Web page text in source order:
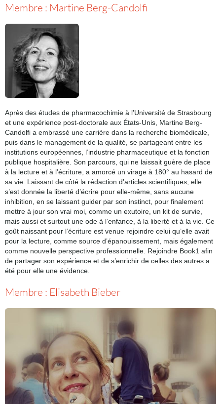
Membre : Martine Berg-Candolfi
Après des études de pharmacochimie à l’Université de Strasbourg
et une expérience post-doctorale aux États-Unis, Martine Berg-
Candolfi a embrassé une carrière dans la recherche biomédicale,
puis dans le management de la qualité, se partageant entre les
institutions européennes, l’industrie pharmaceutique et la fonction
publique hospitalière. Son parcours, qui ne laissait guère de place
à la lecture et à l’écriture, a amorcé un virage à 180° au hasard de
sa vie. Laissant de côté la rédaction d’articles scientifiques, elle
s’est donnée la liberté d’écrire pour elle-même, sans aucune
inhibition, en se laissant guider par son instinct, pour finalement
mettre à jour son vrai moi, comme un exutoire, un kit de survie,
mais aussi et surtout une ode à l’enfance, à la liberté et à la vie. Ce
goût naissant pour l’écriture est venue rejoindre celui qu’elle avait
pour la lecture, comme source d’épanouissement, mais également
comme nouvelle perspective professionnelle. Rejoindre Book1 afin
de partager son expérience et de s’enrichir de celles des autres a
été pour elle une évidence.
Membre : Elisabeth Bieber